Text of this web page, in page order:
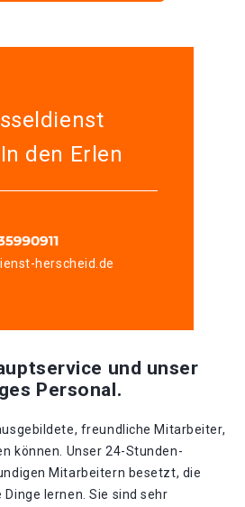
den Erlen
herscheid.de
und unser
Personal.
freundliche Mitarbeiter,
können. Unser 24-Stunden-
Mitarbeitern besetzt, die
lernen. Sie sind sehr